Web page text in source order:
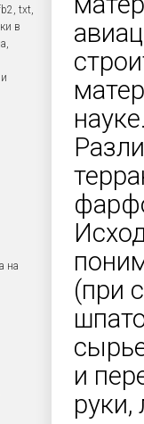
txt,
в
на
(при
и